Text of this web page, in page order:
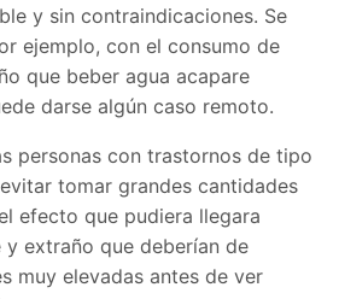
y sin contraindicaciones. Se
ejemplo, con el consumo de
que beber agua acapare
darse algún caso remoto.
personas con trastornos de tipo
tomar grandes cantidades
efecto que pudiera llegara
y extraño que deberían de
muy elevadas antes de ver